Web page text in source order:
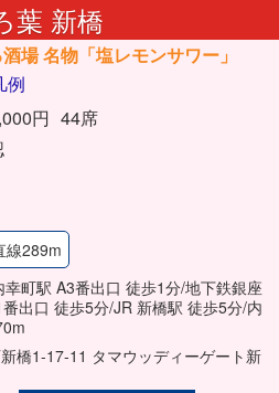
葉 新橋
場 名物「塩レモンサワー」
例
円 44席
線289m
町駅 A3番出口 徒歩1分/地下鉄銀座
出口 徒歩5分/JR 新橋駅 徒歩5分/内
橋1-17-11 タマウッディーゲート新